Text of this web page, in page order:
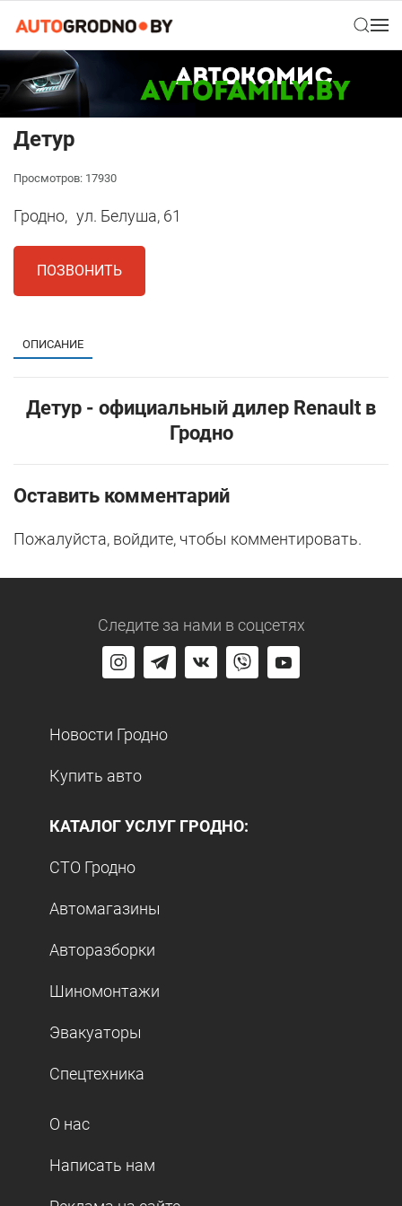
Детур
Просмотров: 17930
Гродно, ул. Белуша, 61
ПОЗВОНИТЬ
ОПИСАНИЕ
Детур - официальный дилер Renault в
Гродно
Оставить комментарий
Пожалуйста, войдите, чтобы комментировать.
Следите за нами в соцсетях
Новости Гродно
Купить авто
КАТАЛОГ УСЛУГ ГРОДНО:
СТО Гродно
Автомагазины
Авторазборки
Шиномонтажи
Эвакуаторы
Спецтехника
О нас
Написать нам